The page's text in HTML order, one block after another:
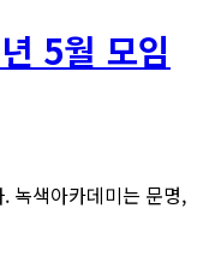
5월 모임
녹색아카데미는 문명,